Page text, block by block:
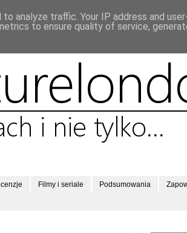
Filmy i seriale Podsumowania
analyze traffic. Your IP address and
to ensure quality of service,